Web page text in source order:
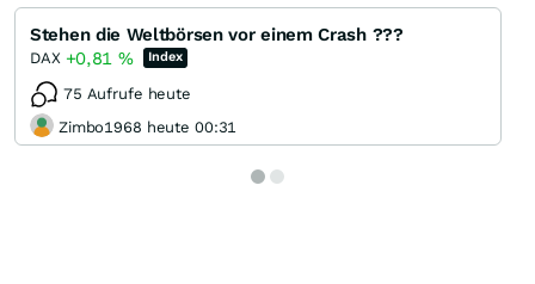
Stehen die Weltbörsen vor einem Crash ???
DAX +0,81 % Index
75 Aufrufe heute
Zimbo1968 heute 00:31